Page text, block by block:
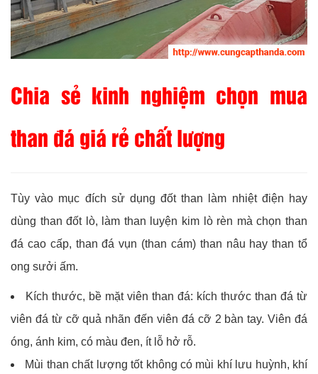
Chia sẻ kinh nghiệm chọn mua
than đá giá rẻ chất lượng
Tùy vào mục đích sử dụng đốt than làm nhiệt điện hay
dùng than đốt lò, làm than luyện kim lò rèn mà chọn than
đá cao cấp, than đá vụn (than cám) than nâu hay than tổ
ong sưởi ấm.
Kích thước, bề mặt viên than đá: kích thước than đá từ
viên đá từ cỡ quả nhãn đến viên đá cỡ 2 bàn tay. Viên đá
óng, ánh kim, có màu đen, ít lỗ hở rỗ.
Mùi than chất lượng tốt không có mùi khí lưu huỳnh, khí